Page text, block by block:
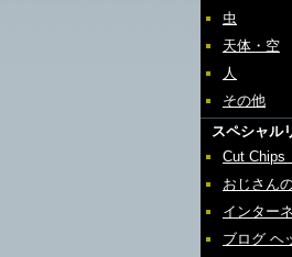
虫
天体・空
人
その他
スペシャル
Cut Chips
おじさん
インター
ブログ ヘ